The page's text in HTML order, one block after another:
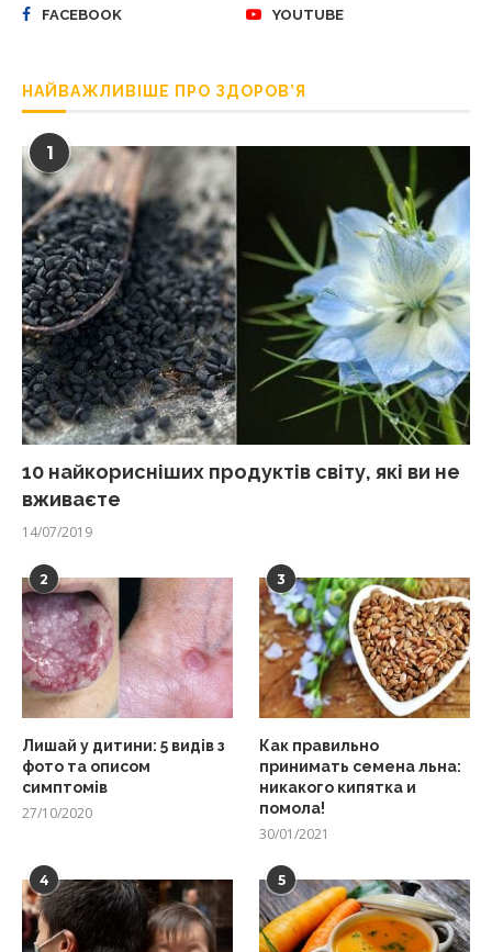
FACEBOOK YOUTUBE
НАЙВАЖЛИВІШЕ ПРО ЗДОРОВ’Я
1
10 найкорисніших продуктів світу, які ви не
вживаєте
14/07/2019
2
Лишай у дитини: 5 видів з
фото та описом
симптомів
27/10/2020
3
Как правильно
принимать семена льна:
никакого кипятка и
помола!
30/01/2021
4 5